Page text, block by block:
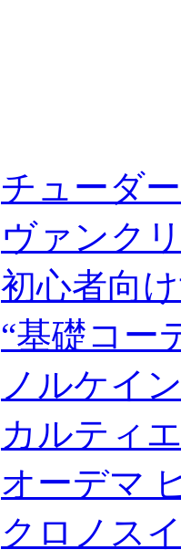
チューダ
ヴァンク
初心者向
“基礎コー
ノルケイ
カルティ
オーデマ
クロノス